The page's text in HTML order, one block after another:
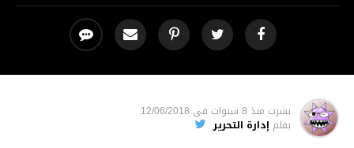
نشرت منذ 8 سنوات فى 12/06/2018
بقلم إدارة التحرير